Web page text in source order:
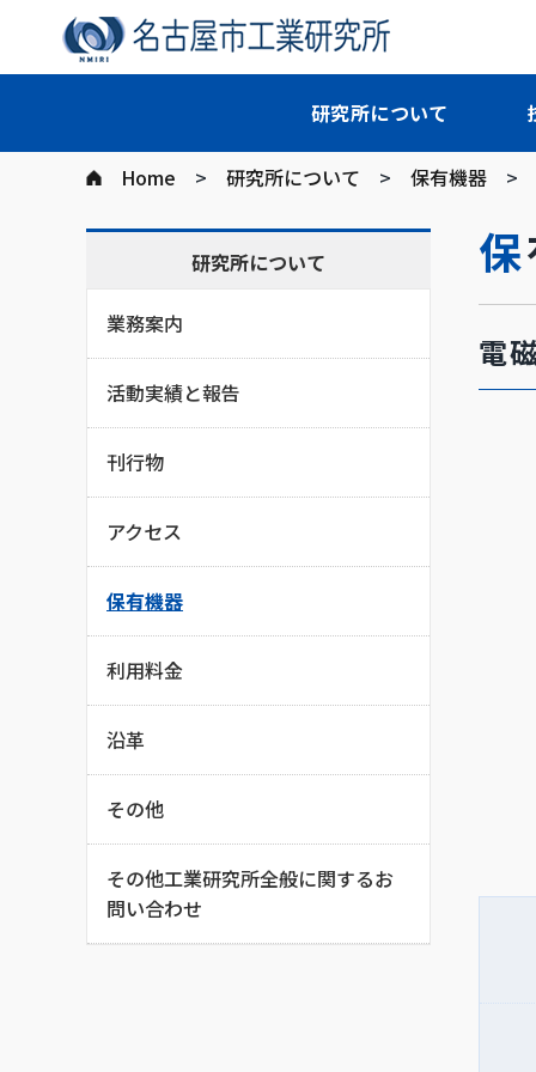
研究所について
Home 研究所について 保有機器
電
研究所について
業務案内
活動実績と報告
刊行物
アクセス
保有機器
利用料金
沿革
その他
その他工業研究所全般に関するお
問い合わせ